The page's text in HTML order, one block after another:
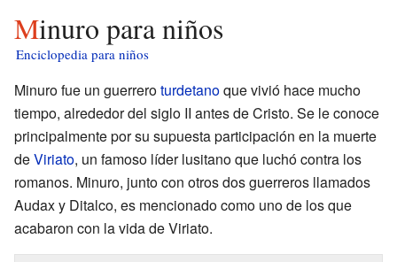
Minuro para niños
Enciclopedia para niños
Minuro fue un guerreroturdetanoque vivió hace mucho
tiempo, alrededor del siglo II antes de Cristo. Se le conoce
principalmente por su supuesta participación en la muerte
deViriato, un famoso líder lusitano que luchó contra los
romanos. Minuro, junto con otros dos guerreros llamados
Audax y Ditalco, es mencionado como uno de los que
acabaron con la vida de Viriato.